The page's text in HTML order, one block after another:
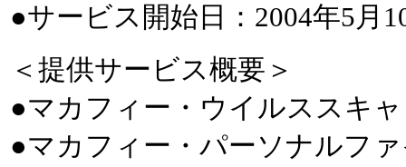
●サービス開始日：2004年5月
＜提供サービス概要＞
●マカフィー・ウイルススキ
●マカフィー・パーソナルフ